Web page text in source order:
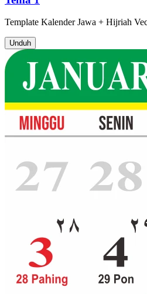
Template Kalender Jawa + Hijriah
Unduh